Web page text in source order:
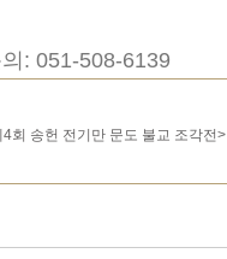
: 051-508-6139
회 송헌 전기만 문도 불교 조각전>